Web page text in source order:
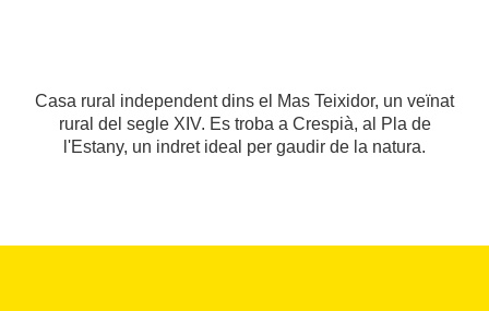
Casa rural independent dins el Mas Teixidor, un veïnat
rural del segle XIV. Es troba a Crespià, al Pla de
l'Estany, un indret ideal per gaudir de la natura.